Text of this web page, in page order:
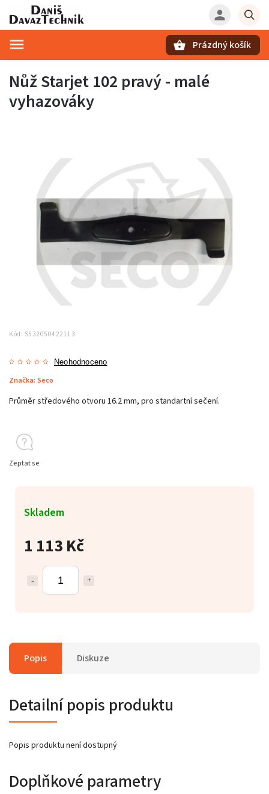
Prázdný košík
Nůž Starjet 102 pravý - malé
vyhazováky
Kód: S532050422113
Neohodnoceno
Značka: Seco
1 113 Kč
Skladem
Průměr středového otvoru 16.2 mm, pro standartní sečení.
Zeptat se
Popis Diskuze
Detailní popis produktu
Popis produktu není dostupný
Doplňkové parametry